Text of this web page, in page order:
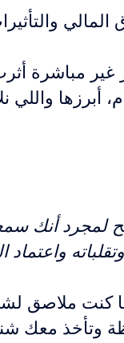
المملكة آثار
واللي
لمجرد أنك
معك